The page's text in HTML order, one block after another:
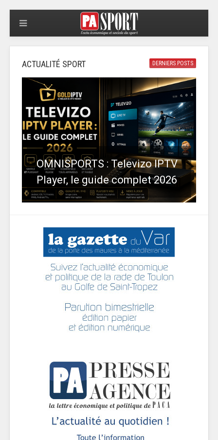
DERNIERS POSTS
ACTUALITÉ SPORT
OMNISPORTS : Televizo IPTV
Player, le guide complet 2026